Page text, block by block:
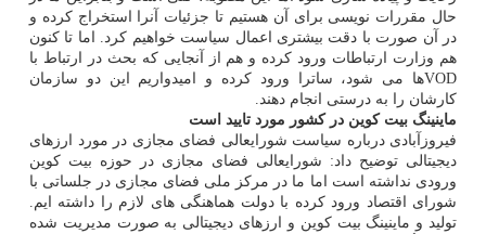
حال مقررات نویسی برای آن هستیم تا جزئیات آنرا استخراج کرده و
در آن صورت با دقت بیشتری اعمال سیاست خواهیم کرد. اما تا کنون
هم وزارت ارتباطات ورود کرده و هم از آنجایی که بحث در ارتباط با
VODها می شود، ساترا ورود کرده و امیدواریم این دو سازمان
کارشان را به درستی انجام دهند.
ماینینگ بیت کوین در کشور مورد تایید است
فیروزآبادی درباره سیاست شورایعالی فضای مجازی در مورد ارزهای
دیجیتالی توضیح داد: شورایعالی فضای مجازی در حوزه بیت کوین
ورودی نداشته است اما ما در مرکز ملی فضای مجازی در جلساتی با
شورای اقتصاد ورود کرده با دولت هماهنگی های لازم را داشته ایم.
تولید و ماینینگ بیت کوین و ارزهای دیجیتالی به صورت مدیریت شده